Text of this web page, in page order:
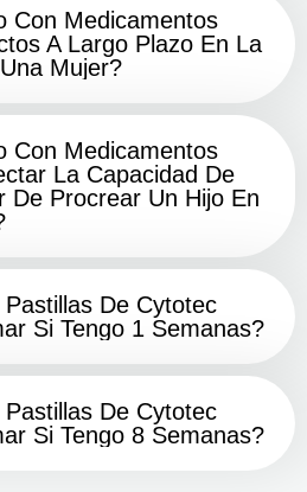
Con Medicamentos
A Largo Plazo En La
Mujer?
Con Medicamentos
La Capacidad De
De Procrear Un Hijo En
De Cytotec
Si Tengo 1 Semanas?
De Cytotec
Si Tengo 8 Semanas?